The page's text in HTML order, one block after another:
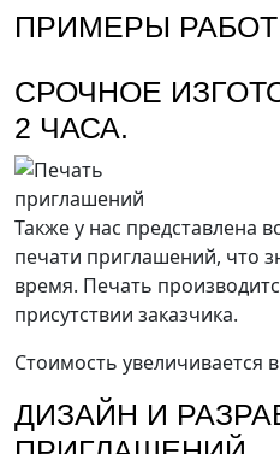
ПРИМЕРЫ РАБОТ
СРОЧНОЕ
2 ЧАСА.
Также у нас представлена
печати приглашений, что
время. Печать
присутствии заказчика.
Стоимость увеличивается
ДИЗАЙН И